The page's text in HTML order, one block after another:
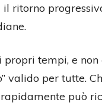
il ritorno
propri tempi, e non
valido per tutte.
può